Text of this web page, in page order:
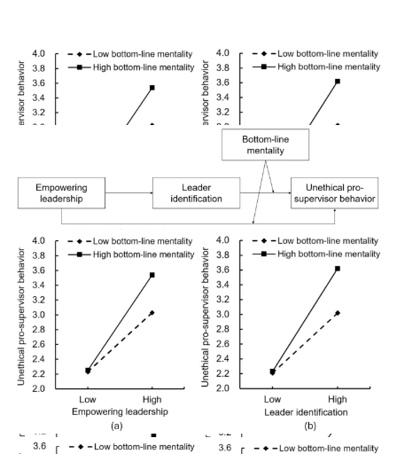
figure 2
❮
❯